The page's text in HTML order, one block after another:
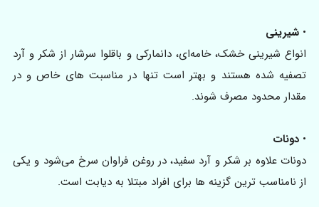
• شیرینی
انواع شیرینی خشک، خامه‌ای، دانمارکی و باقلوا سرشار از شکر و آرد
تصفیه‌ شده هستند و بهتر است تنها در مناسبت‌ های خاص و در
مقدار محدود مصرف شوند.
• دونات
دونات علاوه بر شکر و آرد سفید، در روغن فراوان سرخ می‌شود و یکی
از نامناسب‌ ترین گزینه‌ ها برای افراد مبتلا به دیابت است.